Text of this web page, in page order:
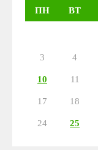
ПН ВТ
3 4
10 11
17 18
24 25